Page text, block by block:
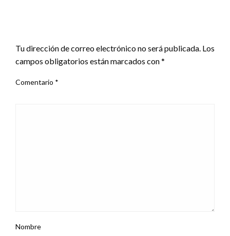
Tu dirección de correo electrónico no será publicada. Los
campos obligatorios están marcados con*
Comentario *
Nombre